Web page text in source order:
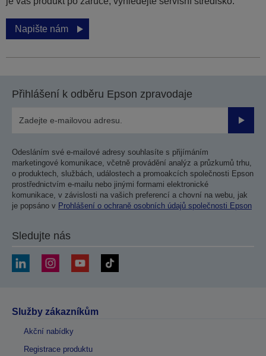
Napište nám
Přihlášení k odběru Epson zpravodaje
Odesláním své e-mailové adresy souhlasíte s přijímáním
marketingové komunikace, včetně provádění analýz a průzkumů trhu,
o produktech, službách, událostech a promoakcích společnosti Epson
prostřednictvím e-mailu nebo jinými formami elektronické
komunikace, v závislosti na vašich preferencí a chovní na webu, jak
je popsáno v Prohlášení o ochraně osobních údajů společnosti Epson
Sledujte nás
Služby zákazníkům
Akční nabídky
Registrace produktu